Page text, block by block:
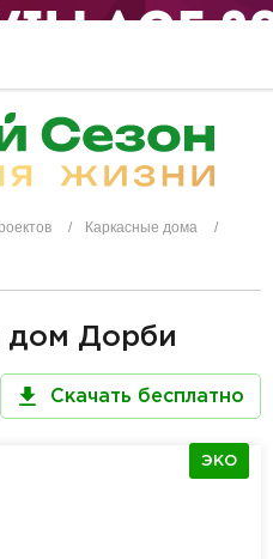
Каркасные дома
дом Дорби
Скачать бесплатно
ЭКО